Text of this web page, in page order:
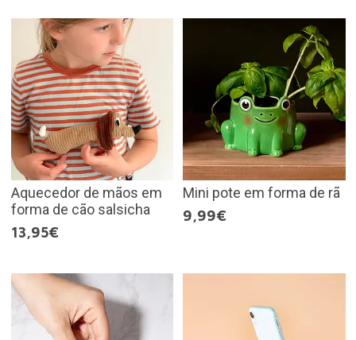
Aquecedor de mãos em
forma de cão salsicha
13,95€
Mini pote em forma de rã
9,99€